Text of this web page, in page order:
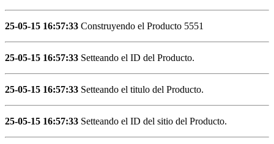
25-05-15 16:57:33 Construyendo el Producto 5551
25-05-15 16:57:33 Setteando el ID del Producto.
25-05-15 16:57:33 Setteando el titulo del Producto.
25-05-15 16:57:33 Setteando el ID del sitio del Producto.